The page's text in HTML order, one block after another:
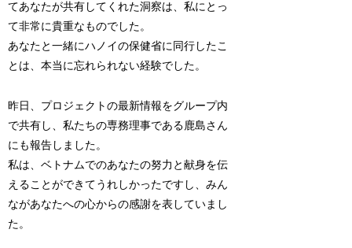
てあなたが共有してくれた洞察は、私にとっ
て非常に貴重なものでした。
あなたと一緒にハノイの保健省に同行したこ
とは、本当に忘れられない経験でした。
昨日、プロジェクトの最新情報をグループ内
で共有し、私たちの専務理事である鹿島さん
にも報告しました。
私は、ベトナムでのあなたの努力と献身を伝
えることができてうれしかったですし、みん
ながあなたへの心からの感謝を表していまし
た。